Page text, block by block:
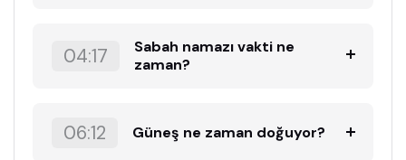
04:17
Sabah namazı vakti ne
zaman?
06:12 Güneş ne zaman doğuyor?